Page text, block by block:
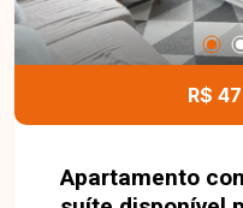
sendo ideal para
Agende uma visita e
detalhes desta
R$
Apartamento